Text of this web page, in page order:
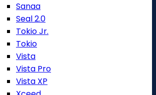
Sanaa
Seal 2.0
Tokio Jr.
Tokio
Vista
Vista Pro
Vista XP